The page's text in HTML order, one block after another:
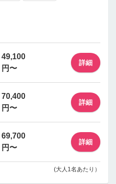
49,100
円〜
詳細
70,400
円〜
詳細
69,700
円〜
詳細
(大人1名あたり）